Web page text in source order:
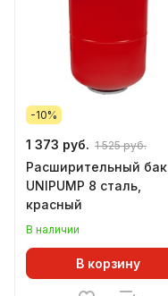
-10%
1 373 руб. 1 525 руб.
Расширительный бак
UNIPUMP 8 сталь,
красный
В наличии
В корзину